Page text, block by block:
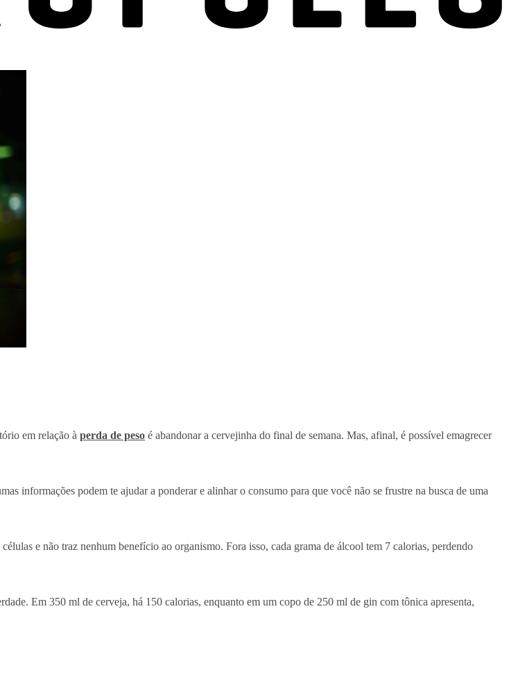
em relação à perda de peso é abandonar a cervejinha do final de semana. Mas, afinal, é possível emagrecer
informações podem te ajudar a ponderar e alinhar o consumo para que você não se frustre na busca de uma
e não traz nenhum benefício ao organismo. Fora isso, cada grama de álcool tem 7 calorias, perdendo
Em 350 ml de cerveja, há 150 calorias, enquanto em um copo de 250 ml de gin com tônica apresenta,